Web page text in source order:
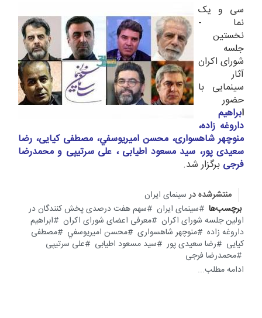
سی و یک
نما -
نخستین
جلسه
شورای اکران
آثار
سینمایی با
حضور
ابراهیم
داروغه زاده،
منوچهر شاهسواری، محسن امیريوسفي، مصطفی کیایی، رضا
سعیدی پور، سید مسعود اطیابی ، علی سرتیپی و محمدرضا
فرجی برگزار شد.
منتشرشده در سینمای ایران
برچسب‌ها
سینمای ایران
سهم هفت درصدی پخش کنندگان در
اولین جلسه شورای اکران
معرفی اعضای شورای اکران
ابراهیم
داروغه زاده
منوچهر شاهسواری محسن امیريوسفي
مصطفی
کیایی
رضا سعیدی پور سید مسعود اطیابی
علی سرتیپی
محمدرضا فرجی
ادامه مطلب...